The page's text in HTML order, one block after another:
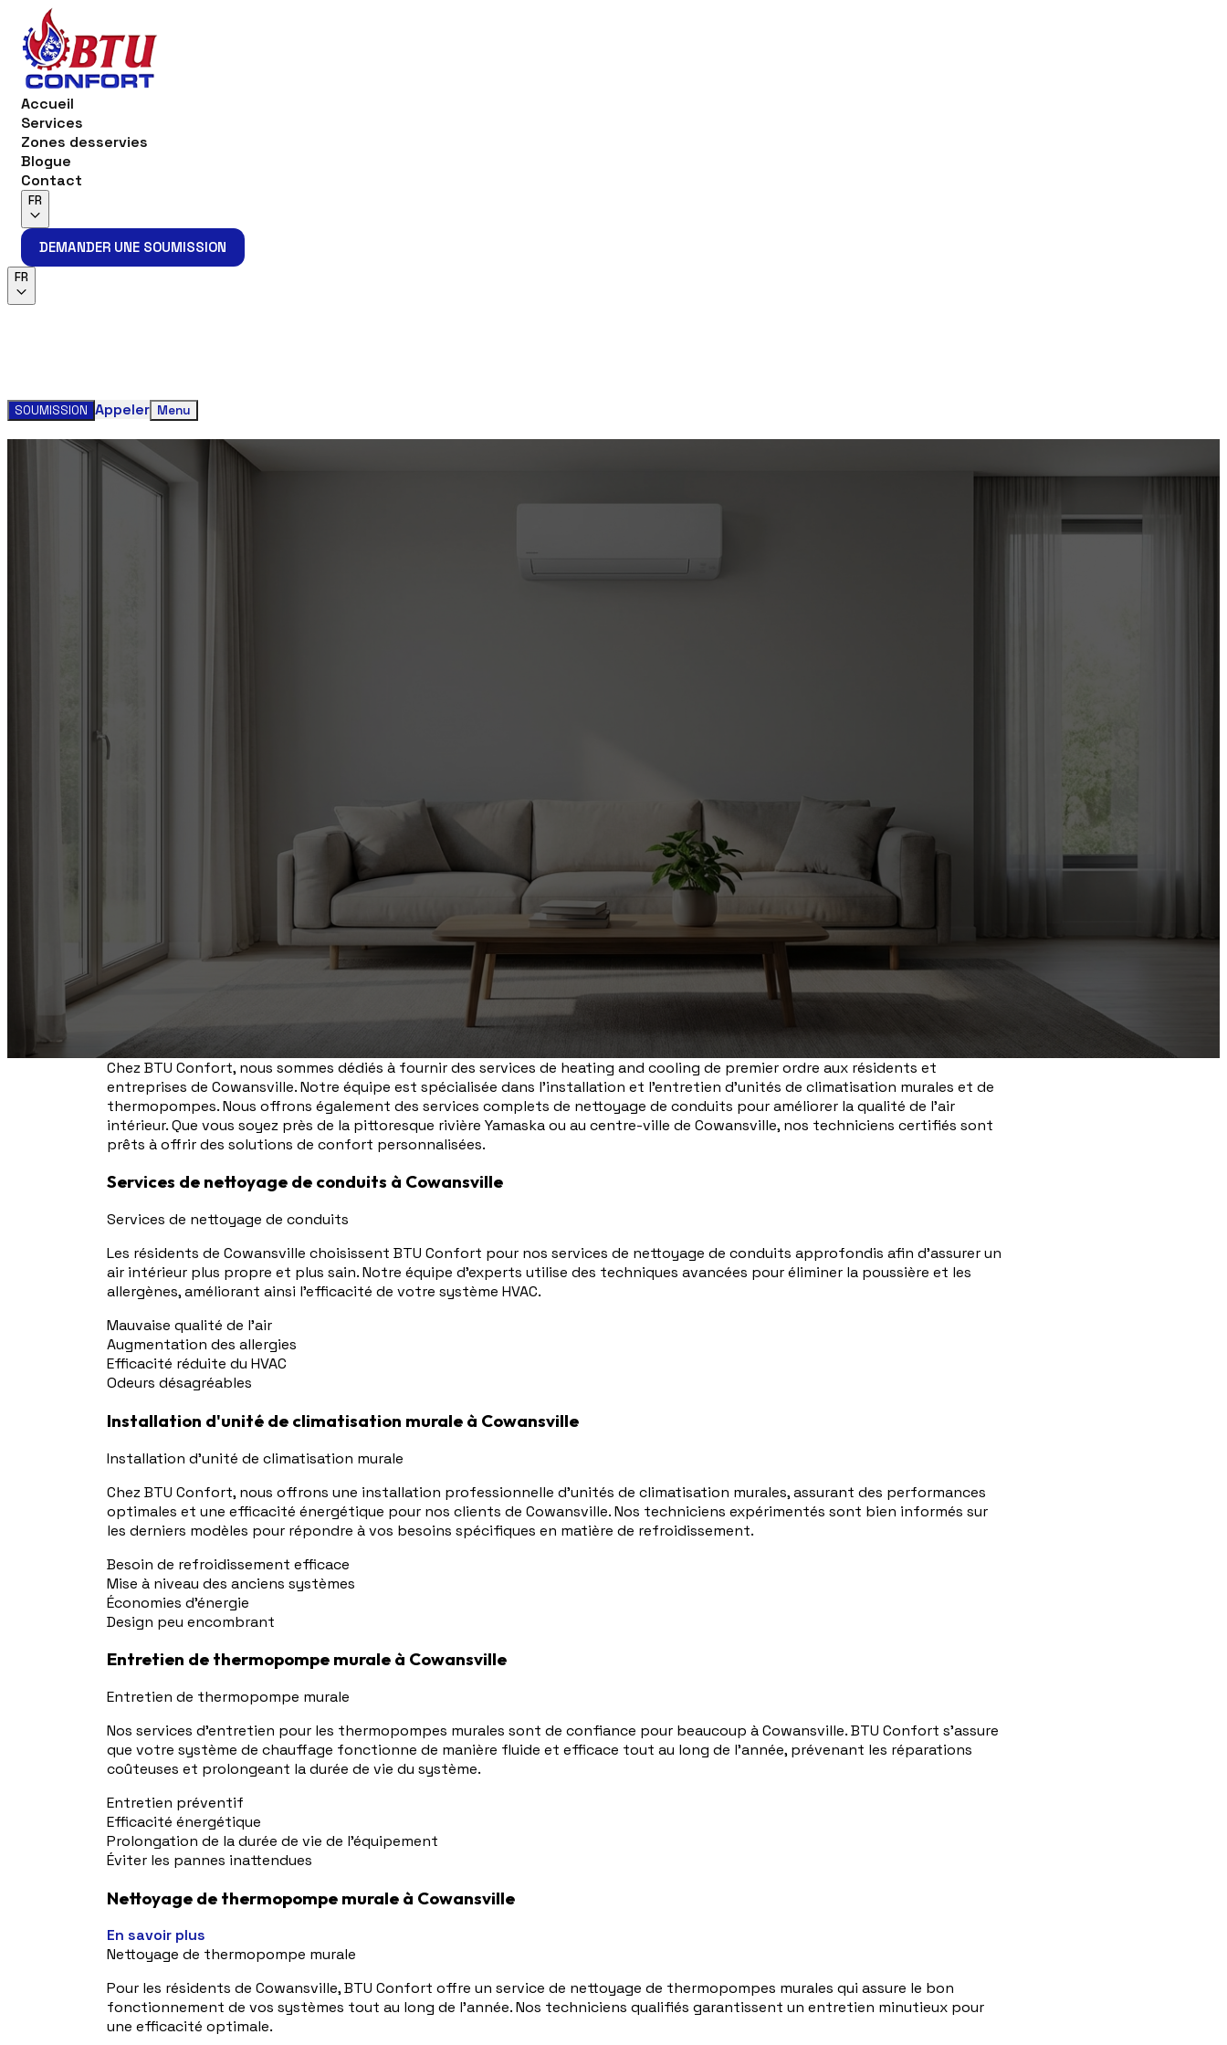
Accueil
Services
Zones desservies
Blogue
Contact
FR
DEMANDER UNE SOUMISSION
DEMANDER UNE SOUMISSION
FR
SOUMISSION Appeler Menu
Contactez-nous aujourd'hui pour un service rapide et facile!
Chez BTU Confort, nous sommes dédiés à fournir des services de heating and cooling de premier ordre aux résidents et
entreprises de Cowansville. Notre équipe est spécialisée dans l'installation et l'entretien d'unités de climatisation murales et de
thermopompes. Nous offrons également des services complets de nettoyage de conduits pour améliorer la qualité de l'air
intérieur. Que vous soyez près de la pittoresque rivière Yamaska ou au centre-ville de Cowansville, nos techniciens certifiés sont
prêts à offrir des solutions de confort personnalisées.
Services de nettoyage de conduits à Cowansville
Services de nettoyage de conduits
Les résidents de Cowansville choisissent BTU Confort pour nos services de nettoyage de conduits approfondis afin d'assurer un
air intérieur plus propre et plus sain. Notre équipe d'experts utilise des techniques avancées pour éliminer la poussière et les
allergènes, améliorant ainsi l'efficacité de votre système HVAC.
Mauvaise qualité de l'air
Augmentation des allergies
Efficacité réduite du HVAC
Odeurs désagréables
Installation d'unité de climatisation murale à Cowansville
Installation d'unité de climatisation murale
Chez BTU Confort, nous offrons une installation professionnelle d'unités de climatisation murales, assurant des performances
optimales et une efficacité énergétique pour nos clients de Cowansville. Nos techniciens expérimentés sont bien informés sur
les derniers modèles pour répondre à vos besoins spécifiques en matière de refroidissement.
Besoin de refroidissement efficace
Mise à niveau des anciens systèmes
Économies d'énergie
Design peu encombrant
Entretien de thermopompe murale à Cowansville
Entretien de thermopompe murale
Nos services d'entretien pour les thermopompes murales sont de confiance pour beaucoup à Cowansville. BTU Confort s'assure
que votre système de chauffage fonctionne de manière fluide et efficace tout au long de l'année, prévenant les réparations
coûteuses et prolongeant la durée de vie du système.
Entretien préventif
Efficacité énergétique
Prolongation de la durée de vie de l'équipement
Éviter les pannes inattendues
Nettoyage de thermopompe murale à Cowansville
En savoir plus
Nettoyage de thermopompe murale
Pour les résidents de Cowansville, BTU Confort offre un service de nettoyage de thermopompes murales qui assure le bon
fonctionnement de vos systèmes tout au long de l'année. Nos techniciens qualifiés garantissent un entretien minutieux pour
une efficacité optimale.